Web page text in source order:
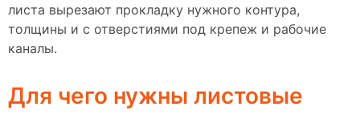
листа вырезают прокладку нужного контура,
толщины и с отверстиями под крепеж и рабочие
каналы.
Для чего нужны листовые